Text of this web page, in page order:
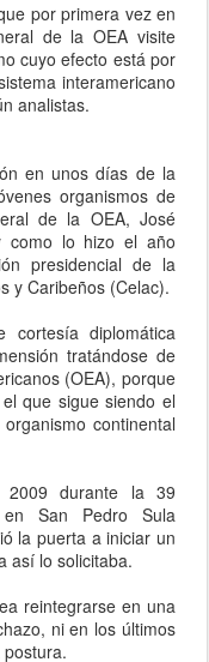
por primera vez en
de la OEA visite
cuyo efecto está por
interamericano
analistas.
en unos días de la
organismos de
de la OEA, José
como lo hizo el año
presidencial de la
y Caribeños (Celac).
diplomática
tratándose de
(OEA), porque
que sigue siendo el
continental
2009 durante la 39
San Pedro Sula
la puerta a iniciar un
así lo solicitaba.
reintegrarse en una
ni en los últimos